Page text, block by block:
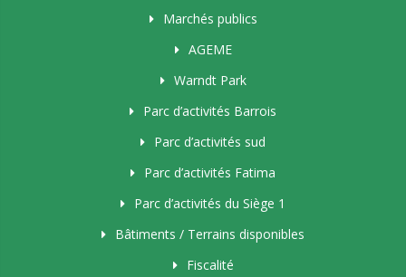
Marchés publics
AGEME
Warndt Park
Parc d’activités Barrois
Parc d’activités sud
Parc d’activités Fatima
Parc d’activités du Siège 1
Bâtiments / Terrains disponibles
Fiscalité